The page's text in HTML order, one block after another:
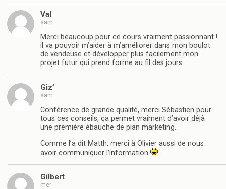
Val
sam
Merci beaucoup pour ce cours vraiment passionnant !
il va pouvoir m’aider à m’améliorer dans mon boulot
de vendeuse et développer plus facilement mon
projet futur qui prend forme au fil des jours
Giz’
sam
Conférence de grande qualité, merci Sébastien pour
tous ces conseils, ça permet vraiment d’avoir déjà
une première ébauche de plan marketing.
Comme l’a dit Matth, merci à Olivier aussi de nous
avoir communiquer l’information
Gilbert
mer